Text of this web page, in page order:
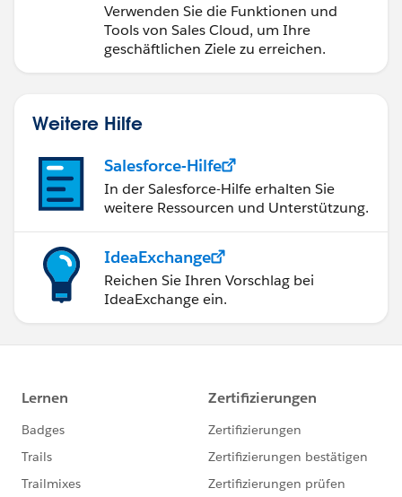
Verwenden Sie die Funktionen und
Tools von Sales Cloud, um Ihre
geschäftlichen Ziele zu erreichen.
Weitere Hilfe
Salesforce-Hilfe
In der Salesforce-Hilfe erhalten Sie
weitere Ressourcen und Unterstützung.
IdeaExchange
Reichen Sie Ihren Vorschlag bei
IdeaExchange ein.